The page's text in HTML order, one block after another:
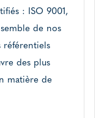
: ISO 9001,
de nos
référentiels
des plus
matière de